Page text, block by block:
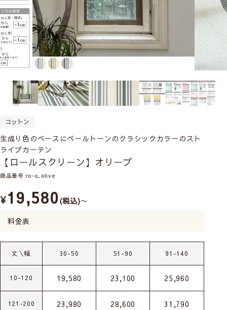
コットン
生成り色のベースにペールトーンのクラシックカラーのスト
ライプカーテン
【ロールスクリーン】オリーブ
商品番号 ro-o_olive
¥19,580 税込 〜
料金表
丈＼幅 30-50 51-90 91-140
10-120 19,580 23,100 25,960
121-200 23,980 28,600 31,790